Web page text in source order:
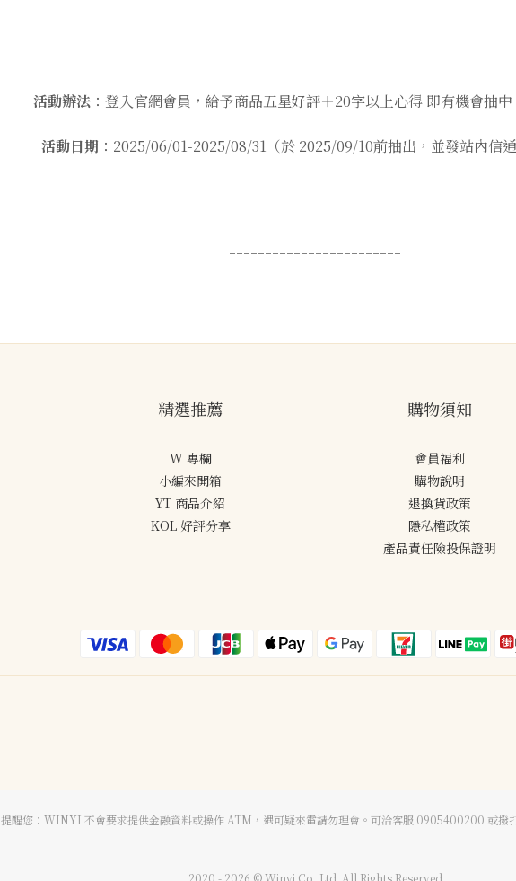
活動辦法：登入官網會員，給予商品五星好評＋20字以上心得 即有機會抽
活動日期 ：2025/06/01-2025/08/31（於 2025/09/10前抽出，並發站內信
------------------------
精選推薦
W 專欄
小編來開箱
YT 商品介紹
KOL 好評分享
購物須知
會員福利
購物說明
退換貨政策
隱私權政策
產品責任險投保證明
提醒您：WINYI 不會要求提供金融資料或操作 ATM，遇可疑來電請勿理會。可洽客服 0905400200 或撥